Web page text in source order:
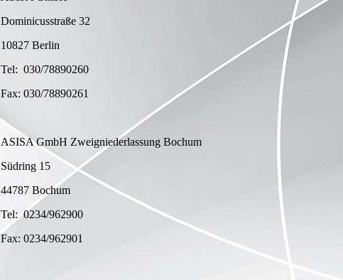
Dominicusstraße 32
10827 Berlin
Tel: 030/78890260
Fax: 030/78890261
ASISA GmbH Zweigniederlassung Bochum
Südring 15
44787 Bochum
Tel: 0234/962900
Fax: 0234/962901